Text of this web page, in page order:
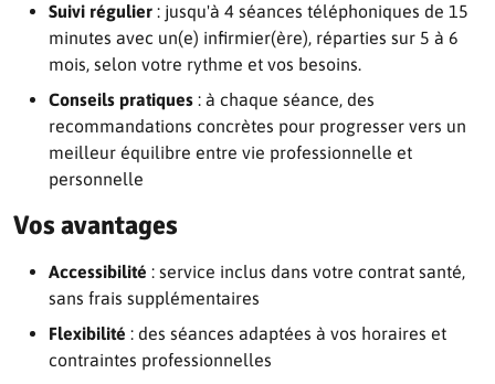
Suivi régulier : jusqu'à 4 séances téléphoniques de 15
minutes avec un(e) infirmier(ère), réparties sur 5 à 6
mois, selon votre rythme et vos besoins.
Conseils pratiques : à chaque séance, des
recommandations concrètes pour progresser vers un
meilleur équilibre entre vie professionnelle et
personnelle
Vos avantages
Accessibilité : service inclus dans votre contrat santé,
sans frais supplémentaires
Flexibilité : des séances adaptées à vos horaires et
contraintes professionnelles